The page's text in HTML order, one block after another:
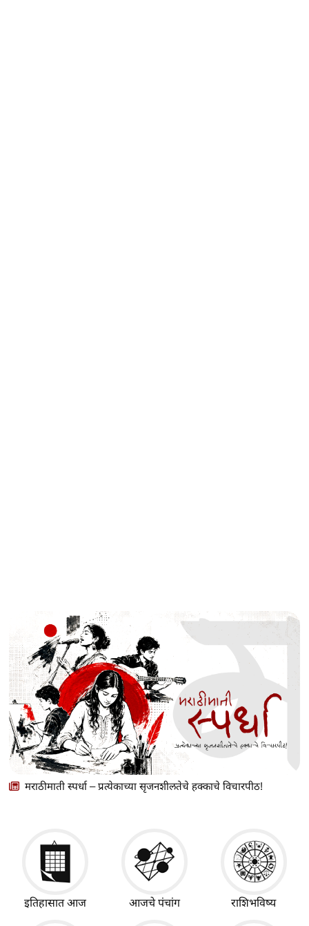
मराठीमाती स्पर्धा – प्रत्येकाच्या सृजनशीलतेचे हक्काचे विचारपीठ!
इतिहासात आज आजचे पंचांग राशिभविष्य